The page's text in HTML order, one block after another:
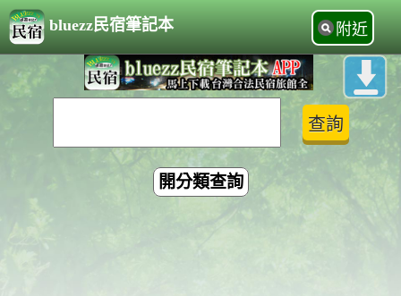
bluezz民宿筆記本 附近
開分類查詢